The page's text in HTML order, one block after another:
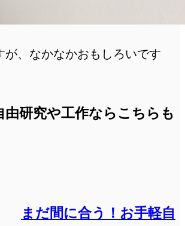
が、なかなかおもしろいです
研究や工作ならこちらも
まだ間に合う！お手軽自